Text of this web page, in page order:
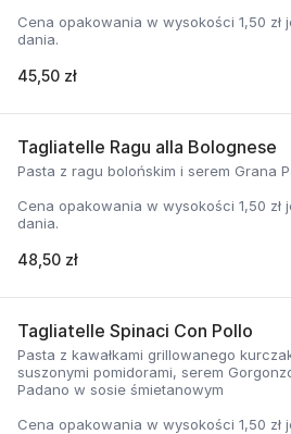
Cena opakowania w wysokości 1,50
dania.
45,50 zł
Tagliatelle Ragu alla Bolognese
Pasta z ragu bolońskim i serem Grana
Cena opakowania w wysokości 1,50
dania.
48,50 zł
Tagliatelle Spinaci Con Pollo
Pasta z kawałkami grillowanego
suszonymi pomidorami, serem
Padano w sosie śmietanowym
Cena opakowania w wysokości 1,50